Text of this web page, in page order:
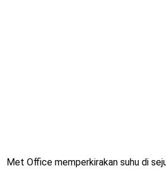
Met Office memperkirakan suhu di